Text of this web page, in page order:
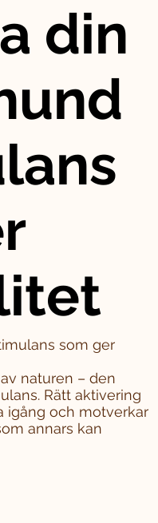
din
som ger
naturen – den
Rätt aktivering
igång och motverkar
annars kan